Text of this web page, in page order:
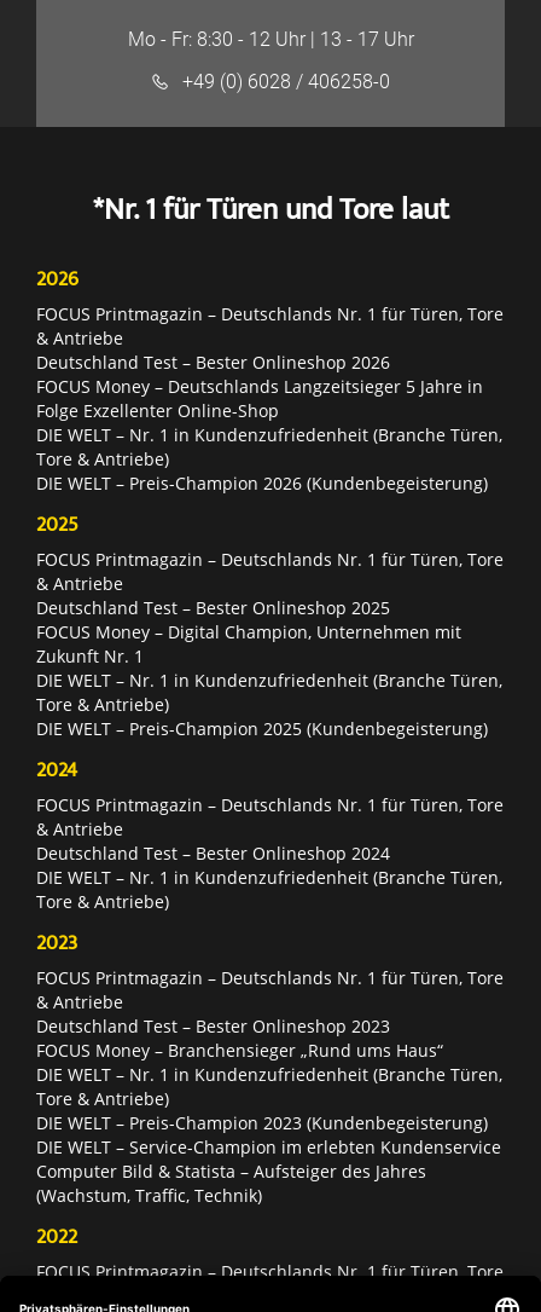
Mo - Fr: 8:30 - 12 Uhr | 13 - 17 Uhr
+49 (0) 6028 / 406258-0
*Nr. 1 für Türen und Tore laut
2026
FOCUS Printmagazin – Deutschlands Nr. 1 für Türen, Tore
& Antriebe
Deutschland Test – Bester Onlineshop 2026
FOCUS Money – Deutschlands Langzeitsieger 5 Jahre in
Folge Exzellenter Online-Shop
DIE WELT – Nr. 1 in Kundenzufriedenheit (Branche Türen,
Tore & Antriebe)
DIE WELT – Preis-Champion 2026 (Kundenbegeisterung)
2025
FOCUS Printmagazin – Deutschlands Nr. 1 für Türen, Tore
& Antriebe
Deutschland Test – Bester Onlineshop 2025
FOCUS Money – Digital Champion, Unternehmen mit
Zukunft Nr. 1
DIE WELT – Nr. 1 in Kundenzufriedenheit (Branche Türen,
Tore & Antriebe)
DIE WELT – Preis-Champion 2025 (Kundenbegeisterung)
2024
FOCUS Printmagazin – Deutschlands Nr. 1 für Türen, Tore
& Antriebe
Deutschland Test – Bester Onlineshop 2024
DIE WELT – Nr. 1 in Kundenzufriedenheit (Branche Türen,
Tore & Antriebe)
2023
FOCUS Printmagazin – Deutschlands Nr. 1 für Türen, Tore
& Antriebe
Deutschland Test – Bester Onlineshop 2023
FOCUS Money – Branchensieger „Rund ums Haus“
DIE WELT – Nr. 1 in Kundenzufriedenheit (Branche Türen,
Tore & Antriebe)
DIE WELT – Preis-Champion 2023 (Kundenbegeisterung)
DIE WELT – Service-Champion im erlebten Kundenservice
Computer Bild & Statista – Aufsteiger des Jahres
(Wachstum, Traffic, Technik)
2022
FOCUS Printmagazin – Deutschlands Nr. 1 für Türen, Tore